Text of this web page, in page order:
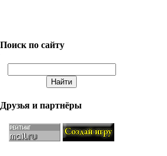
Поиск по сайту
Друзья и партнёры